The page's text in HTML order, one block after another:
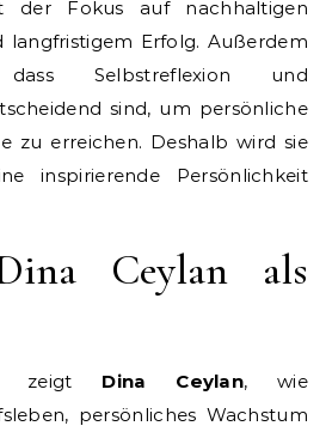
der Fokus auf nachhaltigen
langfristigem Erfolg. Außerdem
Selbstreflexion und
sind, um persönliche
zu erreichen. Deshalb wird sie
inspirierende Persönlichkeit
Ceylan als
zeigt Dina Ceylan, wie
persönliches Wachstum